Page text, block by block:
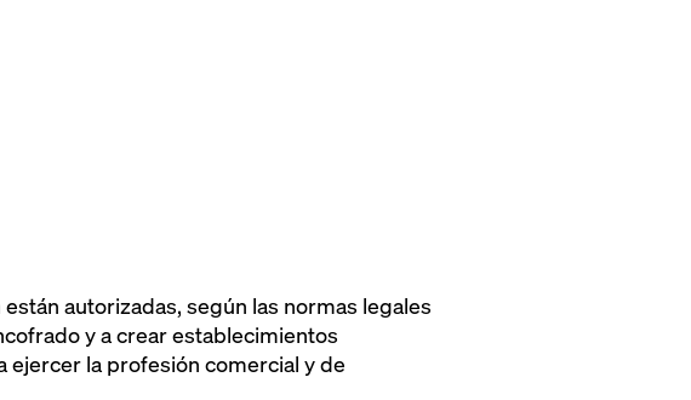
autorizadas, según las normas legales
y a crear establecimientos
ejercer la profesión comercial y de